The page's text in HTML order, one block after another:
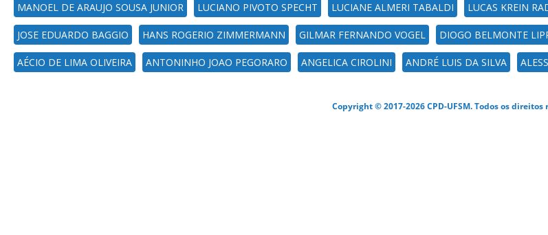
MANOEL DE ARAUJO SOUSA JUNIOR LUCIANO PIVOTO SPECHT LUCIANE ALMERI TABALDI LUCAS KREIN
JOSE EDUARDO BAGGIO HANS ROGERIO ZIMMERMANN GILMAR FERNANDO VOGEL DIOGO BELMONTE
AÉCIO DE LIMA OLIVEIRA ANTONINHO JOAO PEGORARO ANGELICA CIROLINI ANDRÉ LUIS DA SILVA
Copyright © 2017-2026 CPD-UFSM. Todos os direitos